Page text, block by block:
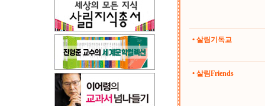
• 살림기독교
• 살림Friends